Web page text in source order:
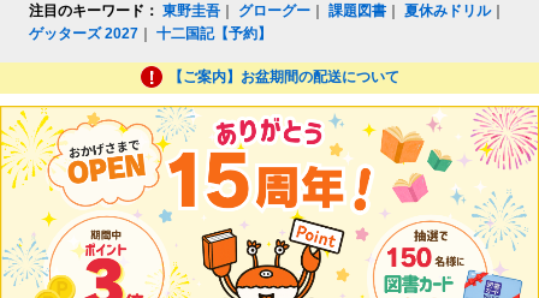
注目のキーワード： 東野圭吾 グローグー ｜課題図書 ｜夏休みドリル｜
ゲッターズ 2027 ｜十二国記【予約】
【ご案内】お盆期間の配送について